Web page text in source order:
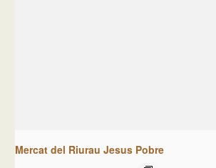
Mercat del Riurau Jesus Pobre